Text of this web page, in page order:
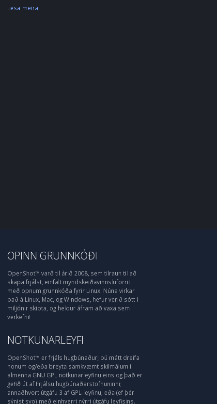
Lesa meira
OPINN GRUNNKÓÐI
OpenShot™ varð til árið 2008, sem tilraun til að
skapa frjálst, einfalt myndskeiðavinnsluforrit
með opnum grunnkóða fyrir Linux. Núna virkar
það á Linux, Mac, og Windows, hefur verið sótt í
miljónir skipta, og heldur áfram að vaxa sem
verkefni!
NOTKUNARLEYFI
OpenShot™ er frjáls hugbúnaður; þú mátt dreifa
honum og/eða breyta samkvæmt skilmálum í
almenna GNU GPL notkunarleyfinu eins og það er
gefið út af Frjálsu hugbúnaðarstofnuninni;
annaðhvort útgáfu 3 af GPL-leyfinu, eða (ef þér
sýnist svo) með einhverri nýrri útgáfu leyfisins.